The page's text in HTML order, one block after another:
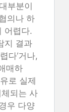
부분이
의나 하
어렵다.
지 결과
다’거나,
매하
로 실제
되는 사
우 다양